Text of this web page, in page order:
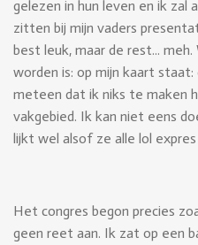
gelezen in hun leven en ik zal
zitten bij mijn vaders
best leuk, maar de rest...
worden is: op mijn kaart
meteen dat ik niks te maken
vakgebied. Ik kan niet eens
lijkt wel alsof ze alle lol
Het congres begon precies
geen reet aan. Ik zat op een